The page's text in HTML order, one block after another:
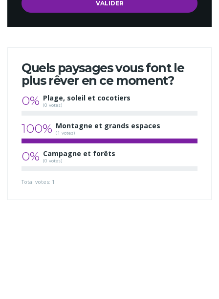
Quels paysages vous font le
plus rêver en ce moment?
0% Plage, soleil et cocotiers
(0 votes)
100% Montagne et grands espaces
(1 votes)
0% Campagne et forêts
(0 votes)
Total votes: 1